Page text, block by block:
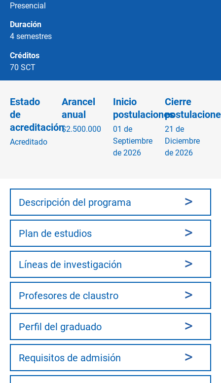
Presencial
Duración
4 semestres
Créditos
70 SCT
Estado
de
acreditación
Acreditado
Arancel
anual
$2.500.000
Inicio
postulaciones
01 de
Septiembre
de 2026
Cierre
21 de
Diciembre
de 2026
Descripción del programa
Plan de estudios
Líneas de investigación
Profesores de claustro
Perfil del graduado
Requisitos de admisión